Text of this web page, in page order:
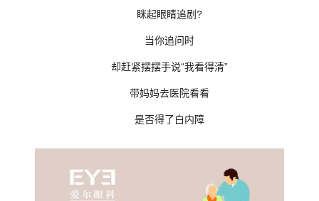
眯起眼睛追剧?
当你追问时
却赶紧摆摆手说“我看得清”
带妈妈去医院看看
是否得了白内障